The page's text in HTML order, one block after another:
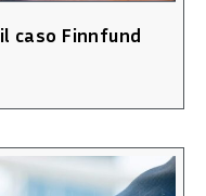
caso Finnfund